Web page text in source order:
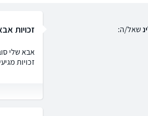
שאל/ה: זכויות
זכויות